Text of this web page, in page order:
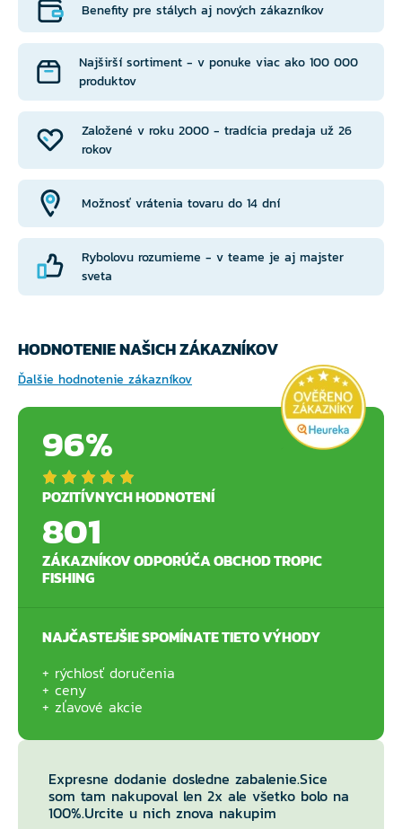
Založené v roku 2000 - tradícia predaja už 26
rokov
Benefity pre stálych aj nových zákazníkov
Možnosť vrátenia tovaru do 14 dní
Najširší sortiment - v ponuke viac ako 100 000
produktov
Rybolovu rozumieme - v teame je aj majster
sveta
HODNOTENIE NAŠICH ZÁKAZNÍKOV
Ďalšie hodnotenie zákazníkov
96%
POZITÍVNYCH HODNOTENÍ
801
ZÁKAZNÍKOV ODPORÚČA OBCHOD TROPIC
FISHING
NAJČASTEJŠIE SPOMÍNATE TIETO VÝHODY
rýchlosť doručenia
ceny
zľavové akcie
Expresne dodanie dosledne zabalenie.Sice
som tam nakupoval len 2x ale všetko bolo na
100%.Urcite u nich znova nakupim